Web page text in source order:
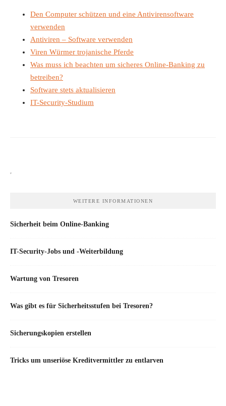
Den Computer schützen und eine Antivirensoftware
verwenden
Antiviren – Software verwenden
Viren Würmer trojanische Pferde
Was muss ich beachten um sicheres Online-Banking zu
betreiben?
Software stets aktualisieren
IT-Security-Studium
WEITERE INFORMATIONEN
Sicherheit beim Online-Banking
IT-Security-Jobs und -Weiterbildung
Wartung von Tresoren
Was gibt es für Sicherheitsstufen bei Tresoren?
Sicherungskopien erstellen
Tricks um unseriöse Kreditvermittler zu entlarven